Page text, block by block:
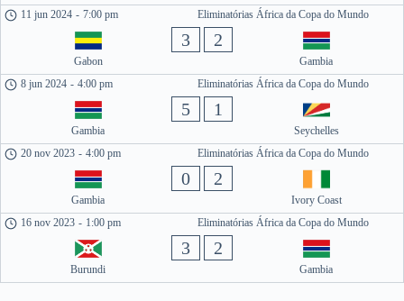
Eliminatórias África da Copa do Mundo
11 jun 2024 - 7:00 pm
Gabon
3 2
Gambia
Eliminatórias África da Copa do Mundo
8 jun 2024 - 4:00 pm
Gambia
5 1
Seychelles
Eliminatórias África da Copa do Mundo
20 nov 2023 - 4:00 pm
Gambia
0 2
Ivory Coast
Eliminatórias África da Copa do Mundo
16 nov 2023 - 1:00 pm
Burundi
3 2
Gambia